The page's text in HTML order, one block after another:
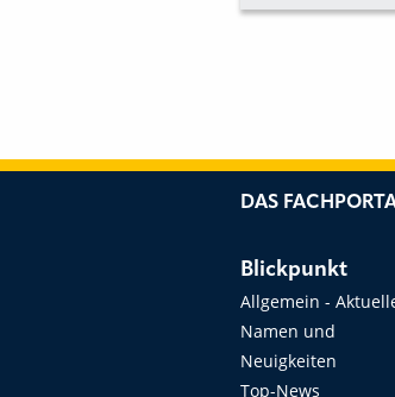
DAS
Blickpunkt
Allgemein -
Namen und
Neuigkeiten
Top-News